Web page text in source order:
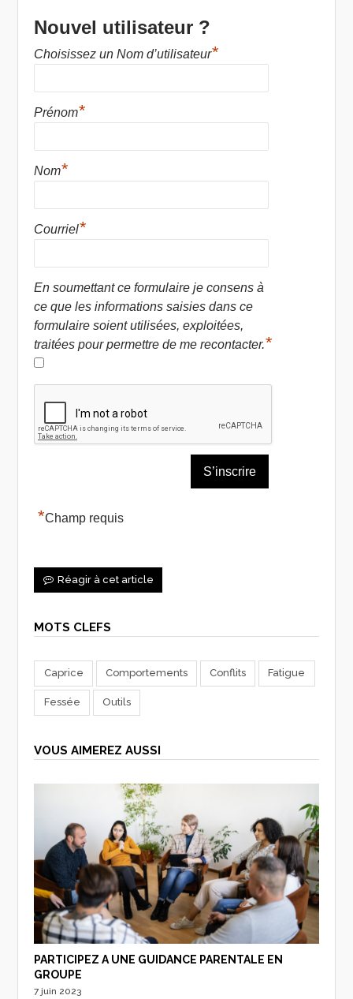
Nouvel utilisateur ?
Choisissez un Nom d’utilisateur*
Prénom*
Nom*
Courriel*
En soumettant ce formulaire je consens à
ce que les informations saisies dans ce
formulaire soient utilisées, exploitées,
traitées pour permettre de me recontacter.*
*Champ requis
Réagir à cet article
MOTS CLEFS
Caprice Comportements Conflits Fatigue
Fessée Outils
VOUS AIMEREZ AUSSI
PARTICIPEZ A UNE GUIDANCE PARENTALE EN
GROUPE
7 juin 2023